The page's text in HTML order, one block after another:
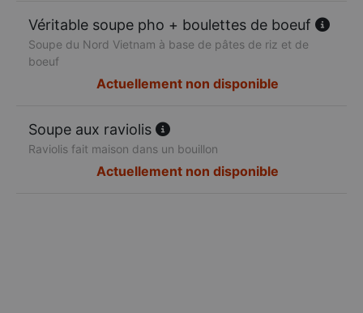
Véritable soupe pho + boulettes de boeuf
Soupe du Nord Vietnam à base de pâtes de riz et de
boeuf
Actuellement non disponible
Soupe aux raviolis
Raviolis fait maison dans un bouillon
Actuellement non disponible